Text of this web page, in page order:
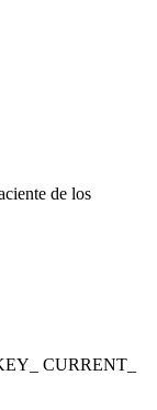
de los
CURRENT_